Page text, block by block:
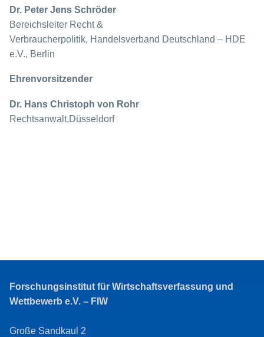
Dr. Peter Jens Schröder
Bereichsleiter Recht &
Verbraucherpolitik, Handelsverband Deutschland – HDE
e.V., Berlin
Ehrenvorsitzender
Dr. Hans Christoph von Rohr
Rechtsanwalt,Düsseldorf
Forschungsinstitut für Wirtschaftsverfassung und
Wettbewerb e.V. – FIW
Große Sandkaul 2